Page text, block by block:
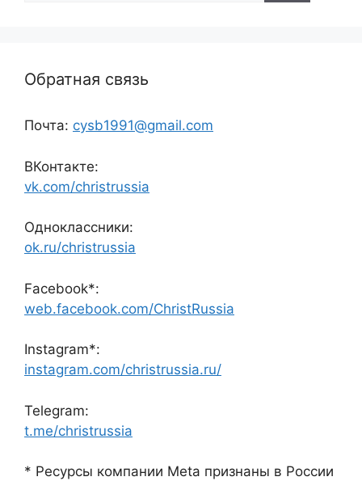
Обратная связь
Почта: cysb1991@gmail.com
ВКонтакте:
vk.com/christrussia
Одноклассники:
ok.ru/christrussia
Facebook*:
web.facebook.com/ChristRussia
Instagram*:
instagram.com/christrussia.ru/
Telegram:
t.me/christrussia
* Ресурсы компании Meta признаны в России